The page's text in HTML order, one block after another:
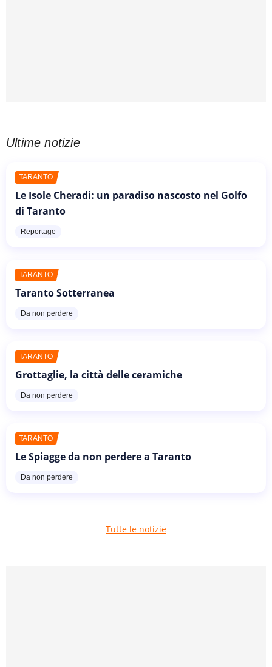
Ultime notizie
TARANTO
Le Isole Cheradi: un paradiso nascosto nel Golfo
di Taranto
Reportage
TARANTO
Taranto Sotterranea
Da non perdere
TARANTO
Grottaglie, la città delle ceramiche
Da non perdere
TARANTO
Le Spiagge da non perdere a Taranto
Da non perdere
Tutte le notizie